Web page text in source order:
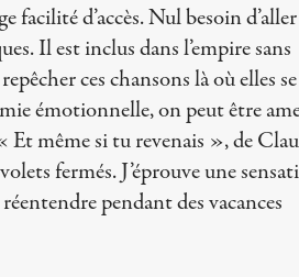
facilité d’accès. Nul besoin d’aller
Il est inclus dans l’empire sans
ces chansons là où elles se
émotionnelle, on peut être
Et même si tu revenais », de
fermés. J’éprouve une
pendant des vacances